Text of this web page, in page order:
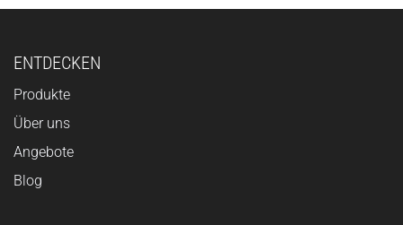
ENTDECKEN
Produkte
Über uns
Angebote
Blog